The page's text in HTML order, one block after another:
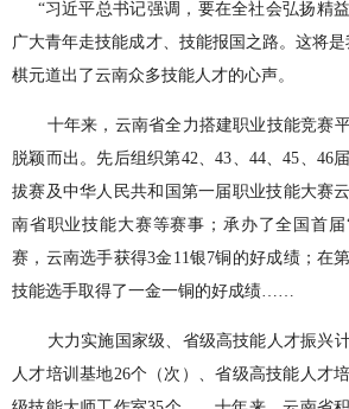
“习近平总书记强调，要在全社会弘扬精
广大青年走技能成才、技能报国之路。这将
棋元道出了云南众多技能人才的心声。
十年来，云南省全力搭建职业技能竞赛平
脱颖而出。先后组织第42、43、44、45、46
拔赛及中华人民共和国第一届职业技能大赛
南省职业技能大赛等赛事；承办了全国首
赛，云南选手获得3金11银7铜的好成绩；在
技能选手取得了一金一铜的好成绩……
大力实施国家级、省级高技能人才振兴计
人才培训基地26个（次）、省级高技能人才